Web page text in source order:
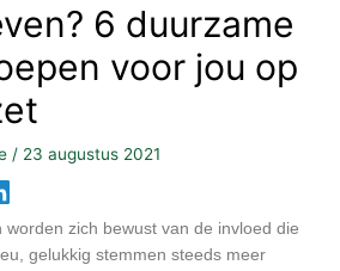
6 duurzame
voor jou op
/ 23 augustus 2021
worden zich bewust van de invloed die
gelukkig stemmen steeds meer